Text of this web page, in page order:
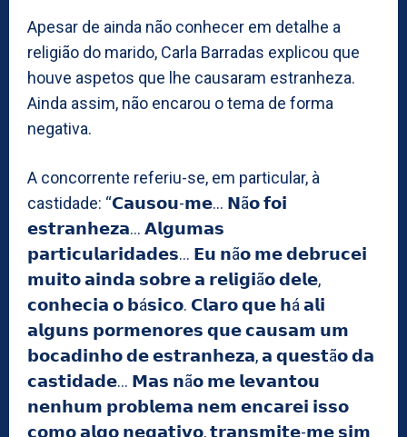
Apesar de ainda não conhecer em detalhe a
religião do marido, Carla Barradas explicou que
houve aspetos que lhe causaram estranheza.
Ainda assim, não encarou o tema de forma
negativa.
A concorrente referiu-se, em particular, à
castidade: “𝗖𝗮𝘂𝘀𝗼𝘂-𝗺𝗲… 𝗡ã𝗼 𝗳𝗼𝗶
𝗲𝘀𝘁𝗿𝗮𝗻𝗵𝗲𝘇𝗮… 𝗔𝗹𝗴𝘂𝗺𝗮𝘀
𝗽𝗮𝗿𝘁𝗶𝗰𝘂𝗹𝗮𝗿𝗶𝗱𝗮𝗱𝗲𝘀… 𝗘𝘂 𝗻ã𝗼 𝗺𝗲 𝗱𝗲𝗯𝗿𝘂𝗰𝗲𝗶
𝗺𝘂𝗶𝘁𝗼 𝗮𝗶𝗻𝗱𝗮 𝘀𝗼𝗯𝗿𝗲 𝗮 𝗿𝗲𝗹𝗶𝗴𝗶ã𝗼 𝗱𝗲𝗹𝗲,
𝗰𝗼𝗻𝗵𝗲𝗰𝗶𝗮 𝗼 𝗯á𝘀𝗶𝗰𝗼. 𝗖𝗹𝗮𝗿𝗼 𝗾𝘂𝗲 𝗵á 𝗮𝗹𝗶
𝗮𝗹𝗴𝘂𝗻𝘀 𝗽𝗼𝗿𝗺𝗲𝗻𝗼𝗿𝗲𝘀 𝗾𝘂𝗲 𝗰𝗮𝘂𝘀𝗮𝗺 𝘂𝗺
𝗯𝗼𝗰𝗮𝗱𝗶𝗻𝗵𝗼 𝗱𝗲 𝗲𝘀𝘁𝗿𝗮𝗻𝗵𝗲𝘇𝗮, 𝗮 𝗾𝘂𝗲𝘀𝘁ã𝗼 𝗱𝗮
𝗰𝗮𝘀𝘁𝗶𝗱𝗮𝗱𝗲… 𝗠𝗮𝘀 𝗻ã𝗼 𝗺𝗲 𝗹𝗲𝘃𝗮𝗻𝘁𝗼𝘂
𝗻𝗲𝗻𝗵𝘂𝗺 𝗽𝗿𝗼𝗯𝗹𝗲𝗺𝗮 𝗻𝗲𝗺 𝗲𝗻𝗰𝗮𝗿𝗲𝗶 𝗶𝘀𝘀𝗼
𝗰𝗼𝗺𝗼 𝗮𝗹𝗴𝗼 𝗻𝗲𝗴𝗮𝘁𝗶𝘃𝗼, 𝘁𝗿𝗮𝗻𝘀𝗺𝗶𝘁𝗲-𝗺𝗲 𝘀𝗶𝗺